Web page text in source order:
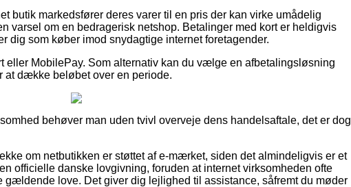
butik markedsfører deres varer til en pris der kan virke umådelig
varsel om en bedragerisk netshop. Betalinger med kort er heldigvis
dig som køber imod snydagtige internet foretagender.
eller MobilePay. Som alternativ kan du vælge en afbetalingsløsning
at dække beløbet over en periode.
behøver man uden tvivl overveje dens handelsaftale, det er dog
om netbutikken er støttet af e-mærket, siden det almindeligvis er et
officielle danske lovgivning, foruden at internet virksomheden ofte
gældende love. Det giver dig lejlighed til assistance, såfremt du møder